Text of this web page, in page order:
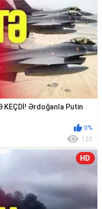
KEÇDİ! Ərdoğanla Putin
0%
120
HD